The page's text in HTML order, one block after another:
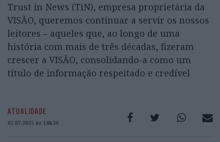
Trust in News (TiN), empresa proprietária da
VISÃO, queremos continuar a servir os nossos
leitores – aqueles que, ao longo de uma
história com mais de três décadas, fizeram
crescer a VISÃO, consolidando-a como um
título de informação respeitado e credível
ATUALIDADE
02.07.2025 às 18h30